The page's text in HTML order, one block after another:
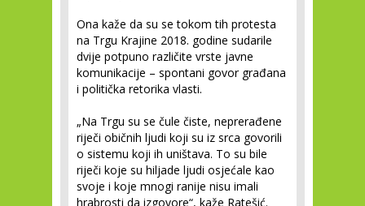
Ona kaže da su se tokom tih protesta
na Trgu Krajine 2018. godine sudarile
dvije potpuno različite vrste javne
komunikacije – spontani govor građana
i politička retorika vlasti.
„Na Trgu su se čule čiste, neprerađene
riječi običnih ljudi koji su iz srca govorili
o sistemu koji ih uništava. To su bile
riječi koje su hiljade ljudi osjećale kao
svoje i koje mnogi ranije nisu imali
hrabrosti da izgovore“, kaže Ratešić.